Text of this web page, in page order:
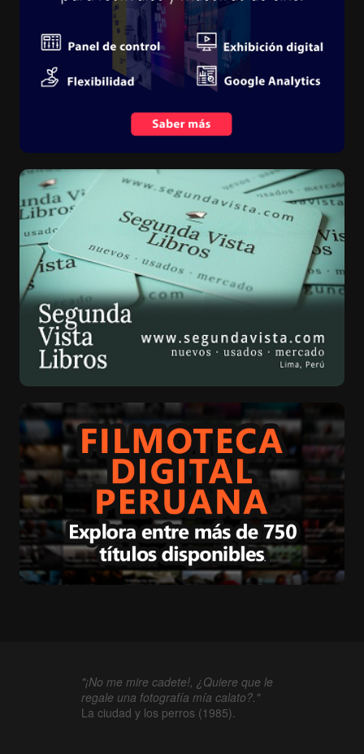
"¡No me mire cadete!, ¿Quiere que le
regale una fotografía mía calato?."
La ciudad y los perros (1985).